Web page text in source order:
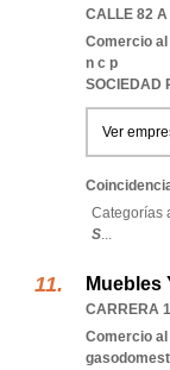
CALLE 82 A
Comercio
n c p
SOCIEDAD
Ver
Categorías
S...
Muebles
CARRERA
Comercio